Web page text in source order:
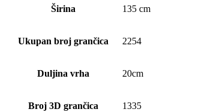
Širina 135 cm
Ukupan broj grančica 2254
Duljina vrha 20cm
Broj 3D grančica 1335